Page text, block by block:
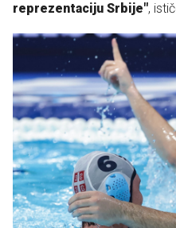
reprezentaciju Srbije",